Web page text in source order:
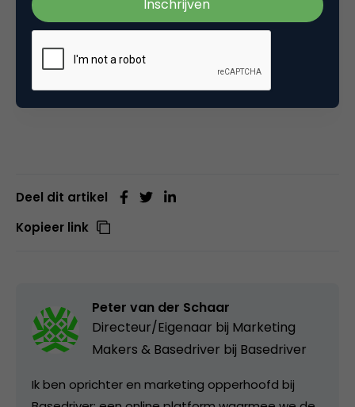
Nou, die is er niet. Of misschien dan dat je gewoon in
2018 je gezonde verstand moet gebruiken en niet
teveel aandacht moet besteden aan trends en
goeroes. En nu dat eruit is, wens ik je alvast fijne
feestdagen en een succesvol 2018.
Deel dit artikel
Kopieer link
Peter van der Schaar
Directeur/Eigenaar bij Marketing
Makers & Basedriver bij Basedriver
Ik ben oprichter en marketing opperhoofd bij